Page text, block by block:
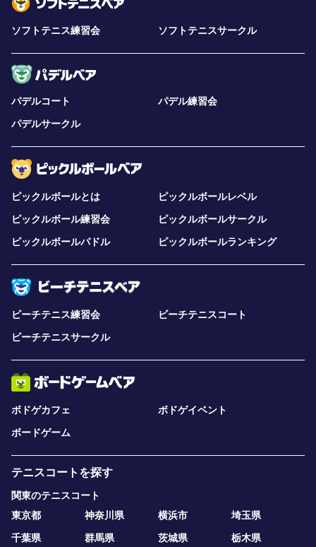
ソフトテニス練習会 ソフトテニスサークル
パデルコート
パデル練習会
パデルサークル
ピックルボールとは
ピックルボールレベル
ピックルボール練習会
ピックルボールサークル
ピックルボールパドル
ピックルボールランキング
ビーチテニス練習会
ビーチテニスコート
ビーチテニスサークル
ボドゲカフェ
ボドゲイベント
ボードゲーム
テニスコートを探す
関東のテニスコート
東京都
神奈川県 横浜市
埼玉県
千葉県
群馬県 茨城県 栃木県